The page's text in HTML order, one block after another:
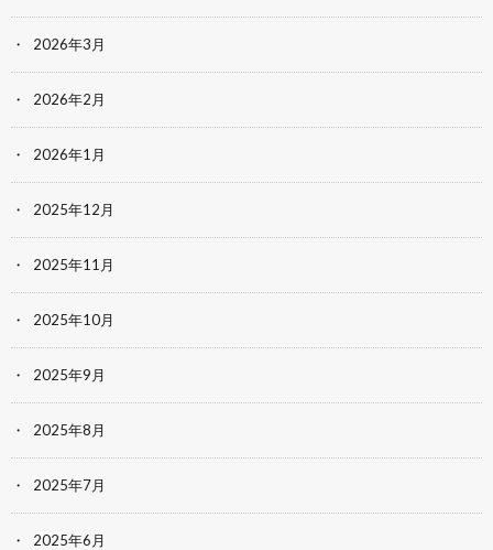
2026年3月
2026年2月
2026年1月
2025年12月
2025年11月
2025年10月
2025年9月
2025年8月
2025年7月
2025年6月